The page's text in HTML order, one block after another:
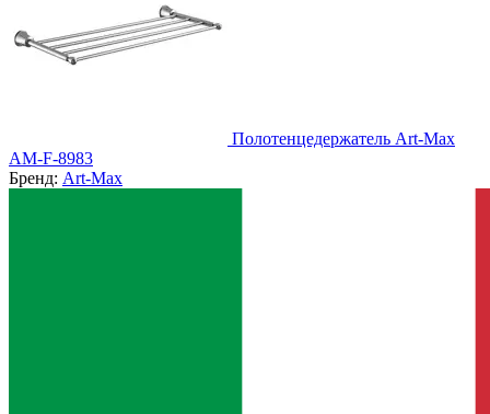
Полотенцедержатель Art-Max
AM-F-8983
Бренд: Art-Max